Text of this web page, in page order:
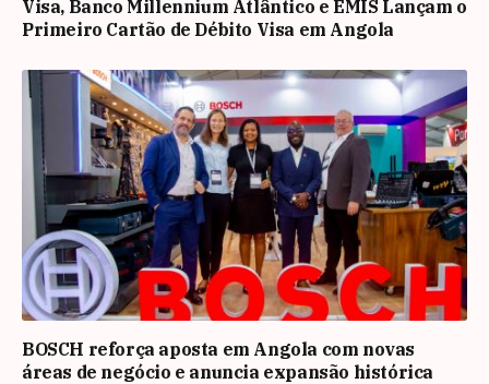
Visa, Banco Millennium Atlântico e EMIS Lançam o
Primeiro Cartão de Débito Visa em Angola
BOSCH reforça aposta em Angola com novas
áreas de negócio e anuncia expansão histórica